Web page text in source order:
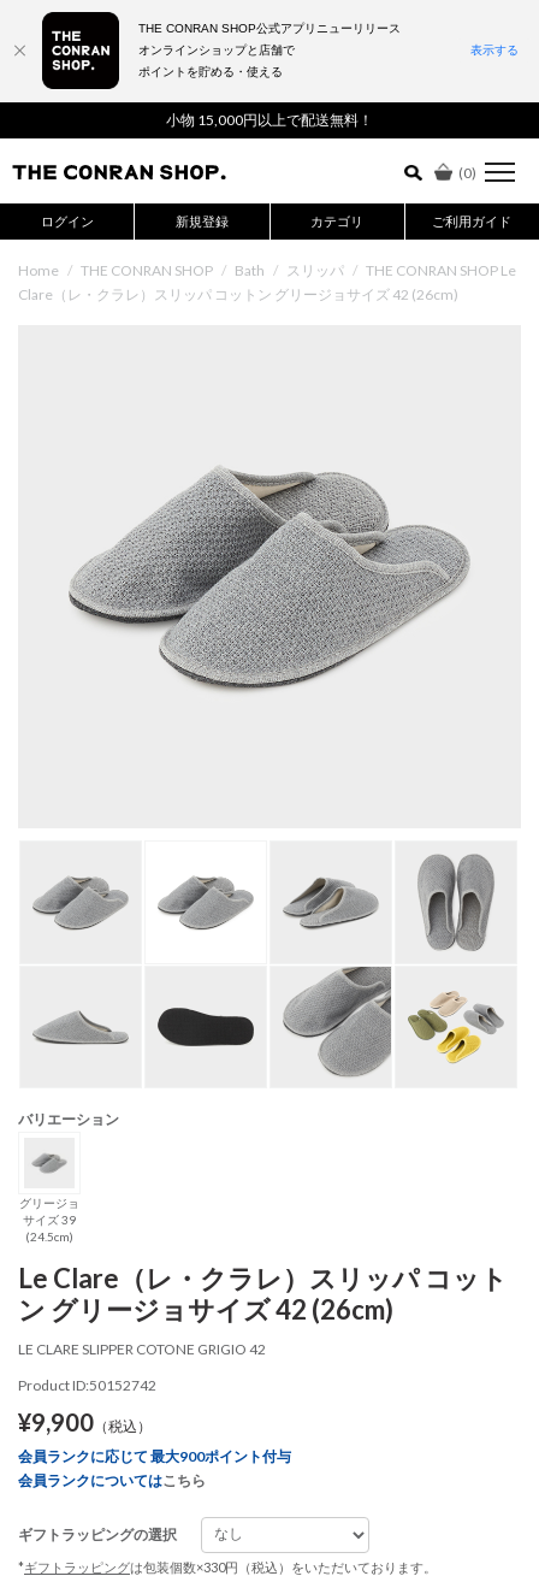
小物 15,000円以上で配送無料！
(0)
ログイン 新規登録 カテゴリ ご利用ガイド
詳細検索はこちら
Home / THE CONRAN SHOP / Bath / スリッパ / THE CONRAN SHOP Le
Clare（レ・クラレ）スリッパ コットン グリージョサイズ 42 (26cm)
バリエーション
グリージョ
サイズ 39
(24.5cm)
Le Clare（レ・クラレ）スリッパ コット
ン グリージョサイズ 42 (26cm)
LE CLARE SLIPPER COTONE GRIGIO 42
Product ID:50152742
¥9,900 （税込）
会員ランクに応じて 最大900ポイント付与
会員ランクについてはこちら
ギフトラッピングの選択
*ギフトラッピングは包装個数×330円（税込）をいただいております。
THE CONRAN SHOP公式アプリニューリリース
オンラインショップと店舗で
ポイントを貯める・使える
表示する